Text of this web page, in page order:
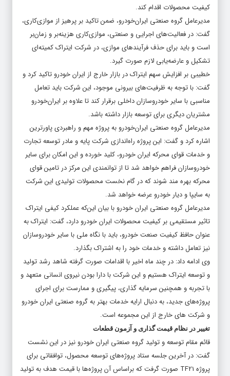
کیفیت محصولات اقدام کند.
مدیرعامل گروه صنعتی ایران‌خودرو، ضمن تاکید بر پرهیز از موازی‌کاری،
گفت: در فعالیت‌های اجرایی و صنعتی، موازی‌کاری هزینه‌بر و زمان‌بر
است و باید برای حذف فرآیندهای موازی، در شرکت ایتراک کمیته‌ای
تشکیل و عارضه‌یابی لازم صورت گیرد.
خطیبی بر افزایش سهم ایتراک در بازار خارج از ایران خودرو تاکید کرد و
گفت: با توجه به ظرفیت‌های بیرونی موجود، این شرکت باید تعامل
مناسبی با سایر خودروسازان داخلی برقرار کند تا علاوه بر ایران‌خودرو
مشتریان دیگری برای توسعه بازار داشته باشد.
مدیرعامل گروه صنعتی ایران‌خودرو به پروژه مهم و راهبردی پاورترین
اشاره کرد و گفت: این پروژه راه‌اندازی شرکت پایه و مادر توسعه تجارت
و خدمات قوای محرکه ایران خودرو، کلید خورده و این امکان برای سایر
خودروسازان فراهم خواهد شد تا از توانمندی این مرکز در تامین قوای
محرکه بهره مند شوند که در گام نخست محصولات تولیدی این شرکت
به سایپا و دیار خودرو عرضه خواهد شد.
مدیرعامل گروه صنعتی ایران خودرو با بیان این‌که عملکرد کیفی ایتراک
تاثیر مستقیمی بر کیفیت محصولات ایران خودرو دارد، گفت: ایتراک به
عنوان حافظ کیفیت صنعت خودرو، باید با نگاه ملی با سایر خودروسازان
نیز تعامل داشته و خدمات خود را به اشتراک بگذارد.
وی ادامه داد: در چند ماه اخیر با اقدامات صورت گرفته شاهد رشد تولید
و توسعه ایتراک هستیم و این شرکت با دارا بودن نیروی انسانی متعهد و
با تجربه و همچنین سرمایه گذاری، پیگیری و ممارست برای اجرای
پروژه‌های جدید، به دنبال ارایه خدمات بهتر به گروه صنعتی ایران خودرو
و شرکت های خارج از این مجموعه است.
تغییر در نظام قیمت گذاری و آزمون قطعات
قائم مقام توسعه و تولید گروه صنعتی ایران خودرو نیز در این نشست
گفت: در آخرین جلسه ستاد پروژه‌های توسعه محصول، توافقاتی برای
پروژه TF21 صورت گرفت که براساس آن پروژه‌ها با قیمت هدف به تولید